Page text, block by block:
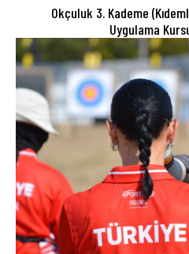
Okçuluk 3. Kademe
Uygulama